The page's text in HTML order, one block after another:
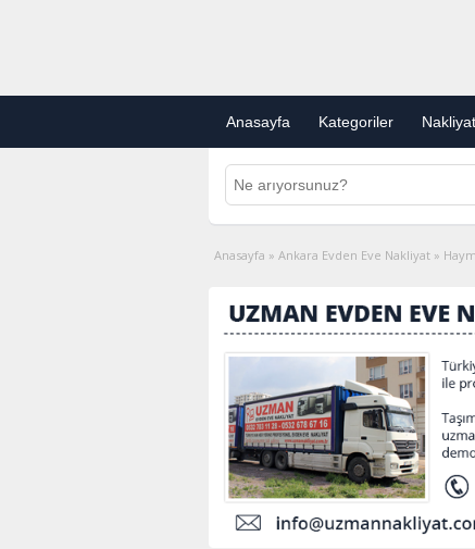
Anasayfa Kategoriler
Anasayfa » Ankara Evden Eve Nakliyat »